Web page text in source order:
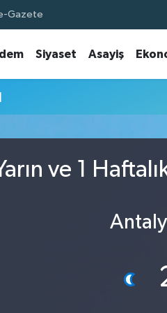
Gazete
Siyaset Asayiş
ve 1